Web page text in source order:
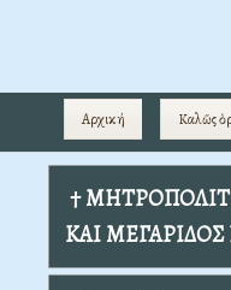
Αρχική Καλῶς
†
ΚΑΙ